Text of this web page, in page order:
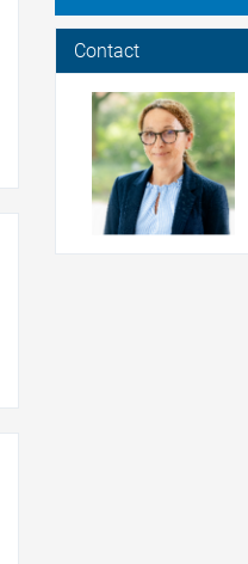
Contact